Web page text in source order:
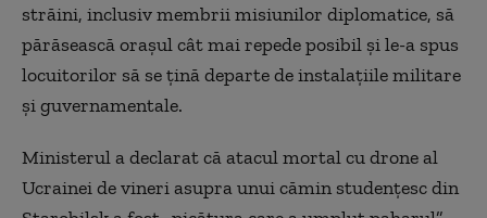
străini, inclusiv membrii misiunilor diplomatice, să
părăsească orașul cât mai repede posibil și le-a spus
locuitorilor să se țină departe de instalațiile militare
și guvernamentale.
Ministerul a declarat că atacul mortal cu drone al
Ucrainei de vineri asupra unui cămin studențesc din